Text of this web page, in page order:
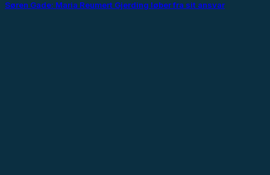
Søren Gade: Maria Reumert Gjerding løber fra sit ansvar